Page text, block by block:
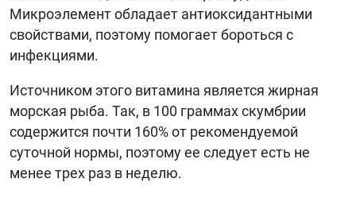
Микроэлемент обладает антиоксидантными
свойствами, поэтому помогает бороться с
инфекциями.
Источником этого витамина является жирная
морская рыба. Так, в 100 граммах скумбрии
содержится почти 160% от рекомендуемой
суточной нормы, поэтому ее следует есть не
менее трех раз в неделю.